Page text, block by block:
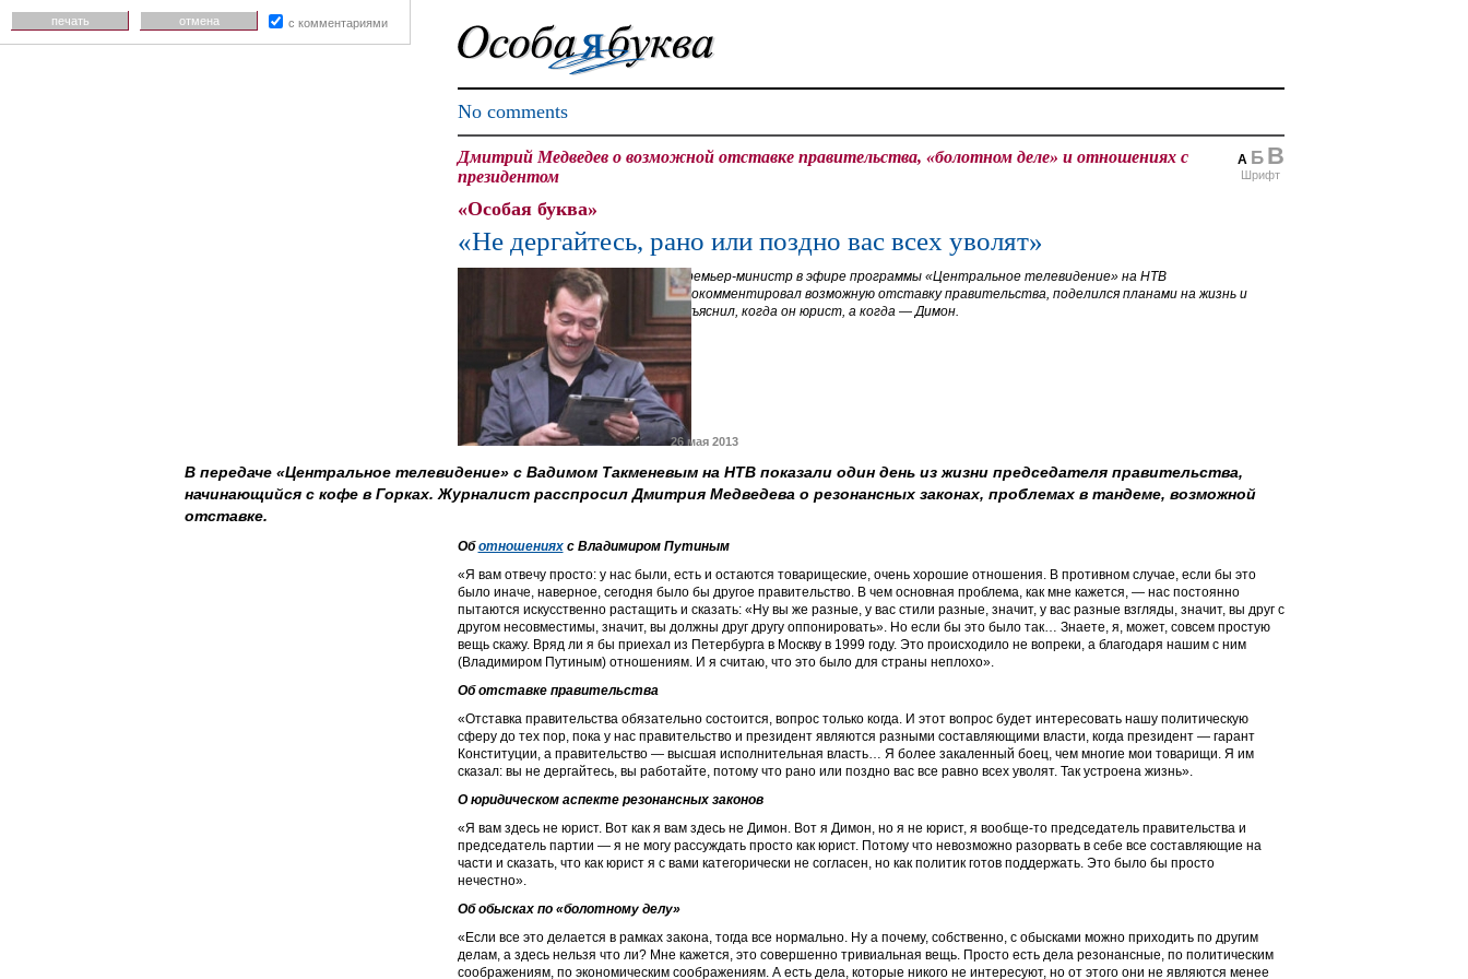
No comments
А Б В
Шрифт
Дмитрий Медведев о возможной отставке правительства, «болотном деле» и отношениях с
президентом
«Особая буква»
«Не дергайтесь, рано или поздно вас всех уволят»
Премьер-министр в эфире программы «Центральное телевидение» на НТВ
прокомментировал возможную отставку правительства, поделился планами на жизнь и
объяснил, когда он юрист, а когда — Димон.
26 мая 2013
В передаче «Центральное телевидение» с Вадимом Такменевым на НТВ показали один день из жизни председателя правительства,
начинающийся с кофе в Горках. Журналист расспросил Дмитрия Медведева о резонансных законах, проблемах в тандеме, возможной
отставке.
Оботношенияхс Владимиром Путиным
«Я вам отвечу просто: у нас были, есть и остаются товарищеские, очень хорошие отношения. В противном случае, если бы это
было иначе, наверное, сегодня было бы другое правительство. В чем основная проблема, как мне кажется, — нас постоянно
пытаются искусственно растащить и сказать: «Ну вы же разные, у вас стили разные, значит, у вас разные взгляды, значит, вы друг с
другом несовместимы, значит, вы должны друг другу оппонировать». Но если бы это было так… Знаете, я, может, совсем простую
вещь скажу. Вряд ли я бы приехал из Петербурга в Москву в 1999 году. Это происходило не вопреки, а благодаря нашим с ним
(Владимиром Путиным) отношениям. И я считаю, что это было для страны неплохо».
Об отставке правительства
«Отставка правительства обязательно состоится, вопрос только когда. И этот вопрос будет интересовать нашу политическую
сферу до тех пор, пока у нас правительство и президент являются разными составляющими власти, когда президент — гарант
Конституции, а правительство — высшая исполнительная власть… Я более закаленный боец, чем многие мои товарищи. Я им
сказал: вы не дергайтесь, вы работайте, потому что рано или поздно вас все равно всех уволят. Так устроена жизнь».
О юридическом аспекте резонансных законов
«Я вам здесь не юрист. Вот как я вам здесь не Димон. Вот я Димон, но я не юрист, я вообще-то председатель правительства и
председатель партии — я не могу рассуждать просто как юрист. Потому что невозможно разорвать в себе все составляющие на
части и сказать, что как юрист я с вами категорически не согласен, но как политик готов поддержать. Это было бы просто
нечестно».
Об обысках по «болотному делу»
«Если все это делается в рамках закона, тогда все нормально. Ну а почему, собственно, с обысками можно приходить по другим
делам, а здесь нельзя что ли? Мне кажется, это совершенно тривиальная вещь. Просто есть дела резонансные, по политическим
соображениям, по экономическим соображениям. А есть дела, которые никого не интересуют, но от этого они не являются менее
печать отмена с комментариями